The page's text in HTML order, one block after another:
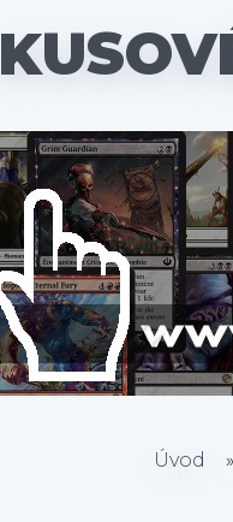
Úvod »